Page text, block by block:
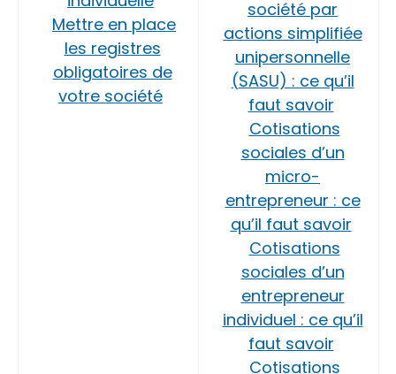
Mettre en place
les registres
obligatoires de
votre société
société par
actions simplifiée
unipersonnelle
(SASU) : ce qu’il
faut savoir
Cotisations
sociales d’un
micro-
entrepreneur : ce
qu’il faut savoir
Cotisations
sociales d’un
entrepreneur
individuel : ce qu’il
faut savoir
Cotisations